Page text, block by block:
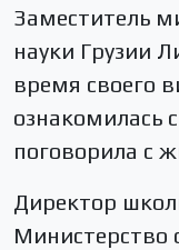
Заместитель
науки Грузии
время своего
ознакомилась
поговорила с
Директор
Министерство